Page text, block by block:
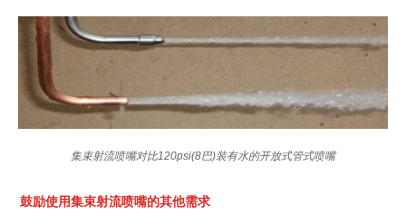
集束射流喷嘴对比120psi(8巴)装有水的开放式管式喷嘴
鼓励使用集束射流喷嘴的其他需求